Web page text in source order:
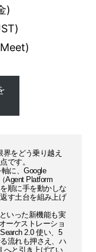
)
をどう乗り越え
です。
に、Google
Agent Platform
順に手を動かしな
す土台を組み上げ
いった新機能も実
ーケストレーショ
2.0 使い、5
流れも押さえ、ハ
へと引き上げてい